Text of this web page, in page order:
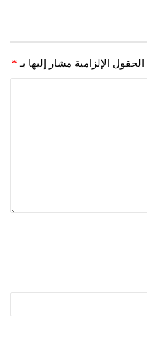
الحقول الإلزامية مشار إليها بـ *